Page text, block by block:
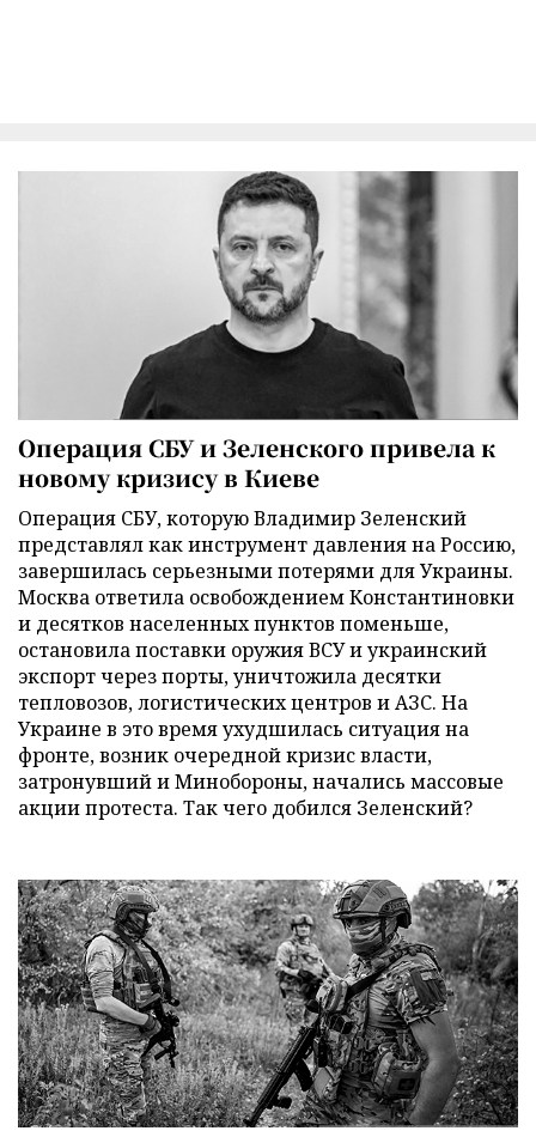
Операция СБУ и Зеленского привела к
новому кризису в Киеве
Операция СБУ, которую Владимир Зеленский
представлял как инструмент давления на Россию,
завершилась серьезными потерями для Украины.
Москва ответила освобождением Константиновки
и десятков населенных пунктов поменьше,
остановила поставки оружия ВСУ и украинский
экспорт через порты, уничтожила десятки
тепловозов, логистических центров и АЗС. На
Украине в это время ухудшилась ситуация на
фронте, возник очередной кризис власти,
затронувший и Минобороны, начались массовые
акции протеста. Так чего добился Зеленский?